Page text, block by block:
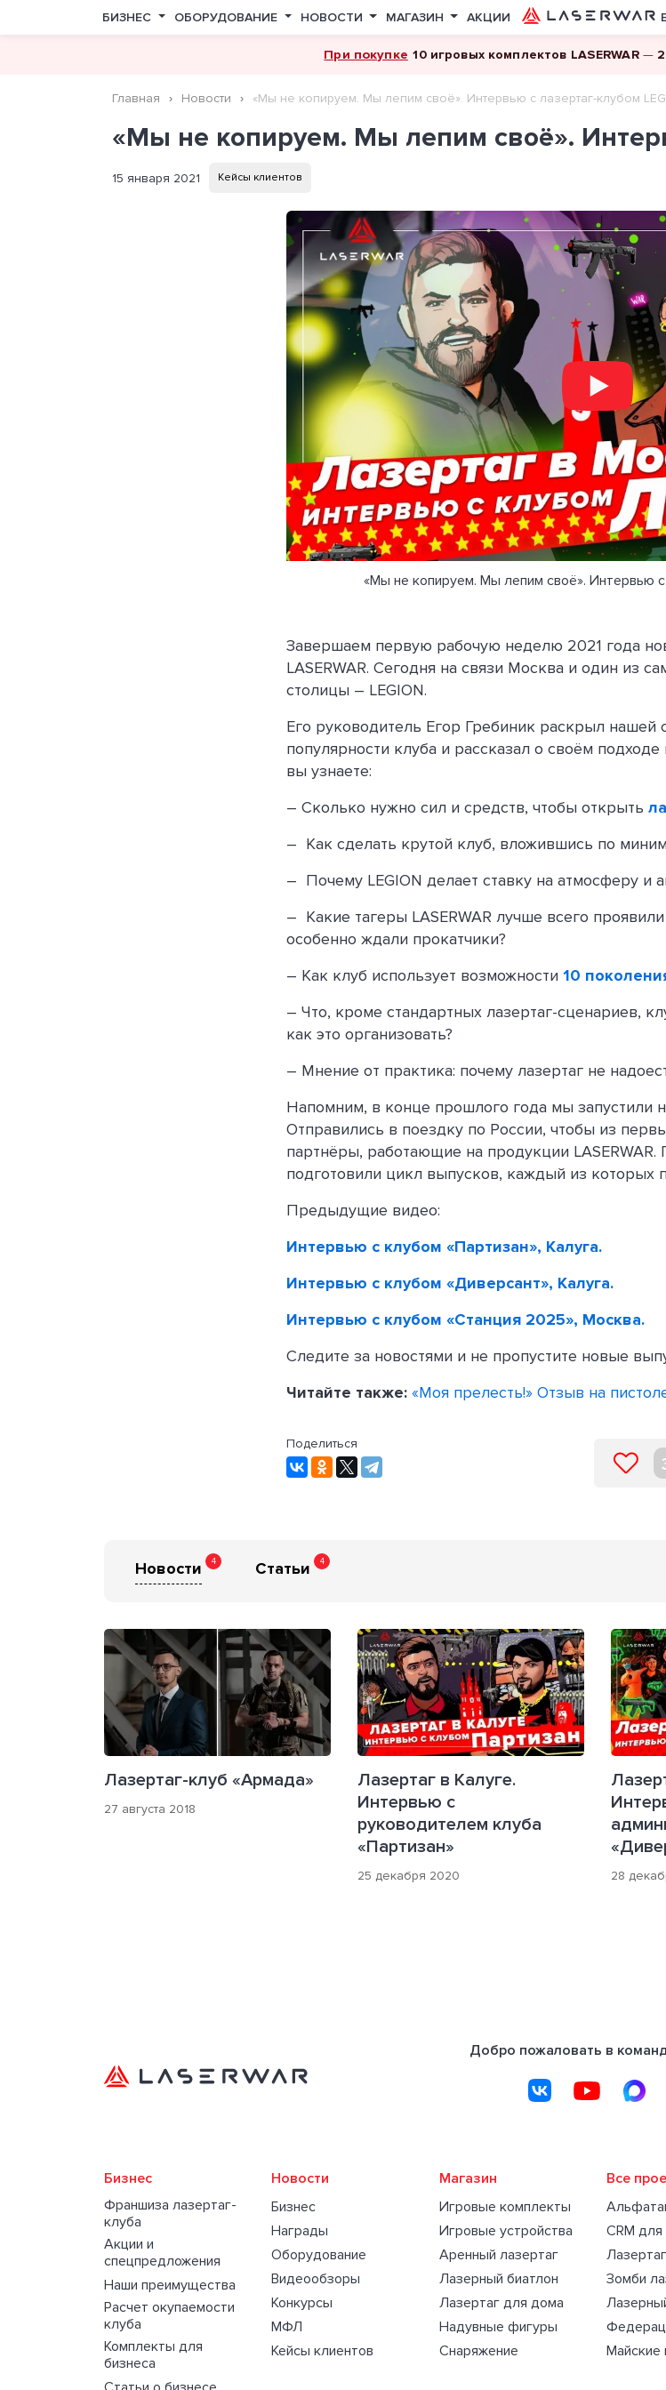
БИЗНЕС ОБОРУДОВАНИЕ НОВОСТИ МАГАЗИН АКЦИИ
При покупке 10 игровых комплектов LASERWAR—
Главная Новости «Мы не копируем. Мы лепим своё». Интервью с лазертаг-клубом
«Мы не копируем. Мы лепим своё».
15 января 2021 Кейсы клиентов
«Мы не копируем. Мы лепим своё». Интервью с
Завершаем первую рабочую неделю 2021 года
LASERWAR. Сегодня на связи Москва и один из
столицы – LEGION.
Его руководитель Егор Гребиник раскрыл нашей
популярности клуба и рассказал о своём
вы узнаете:
– Сколько нужно сил и средств, чтобы открыть
– Как сделать крутой клуб, вложившись по
– Почему LEGION делает ставку на атмосферу и
– Какие тагеры LASERWAR лучше всего
особенно ждали прокатчики?
– Как клуб использует возможности 10
– Что, кроме стандартных лазертаг-сценариев,
как это организовать?
– Мнение от практика: почему лазертаг не
Напомним, в конце прошлого года мы запустили
Отправились в поездку по России, чтобы из
партнёры, работающие на продукции LASERWAR.
подготовили цикл выпусков, каждый из которых
Предыдущие видео:
Интервью с клубом «Партизан», Калуга.
Интервью с клубом «Диверсант», Калуга.
Интервью с клубом «Станция 2025», Москва.
Следите за новостями и не пропустите новые
Читайте также: «Моя прелесть!» Отзыв на
Поделиться
Новости 4 Статьи 4
Лазертаг-клуб «Армада»
27 августа 2018
Лазертаг в Калуге.
Интервью с
руководителем клуба
«Партизан»
25 декабря 2020 28
Добро пожаловать в
Бизнес
Франшиза лазертаг-
клуба
Акции и
спецпредложения
Наши преимущества
Расчет окупаемости
клуба
Комплекты для
бизнеса
Новости
Бизнес
Награды
Оборудование
Видеообзоры
Конкурсы
МФЛ
Кейсы клиентов
Магазин
Игровые комплекты
Игровые устройства
Аренный лазертаг
Лазерный биатлон
Лазертаг для дома
Надувные фигуры
Снаряжение
Все
CRM для
Зомби
Майские